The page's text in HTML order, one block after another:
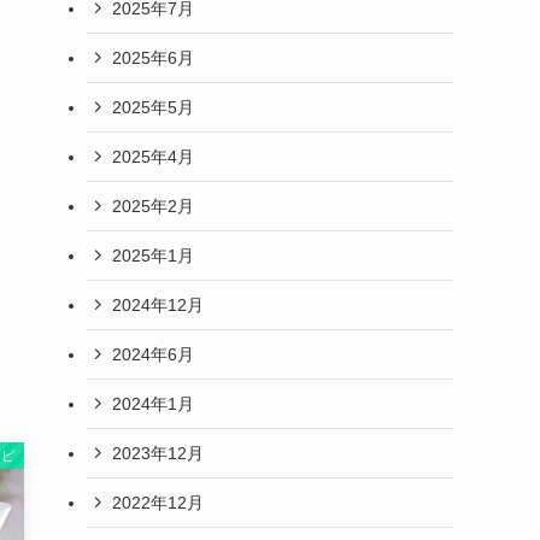
2025年7月
2025年6月
2025年5月
2025年4月
2025年2月
2025年1月
2024年12月
2024年6月
2024年1月
2023年12月
2022年12月